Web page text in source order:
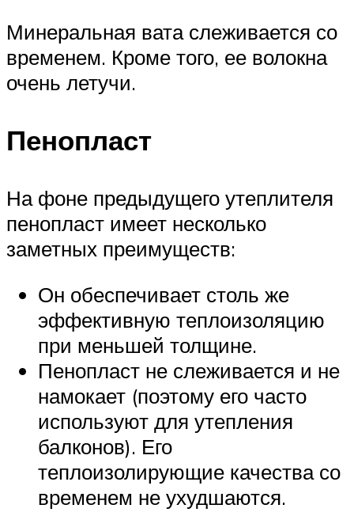
Минеральная вата слеживается со
временем. Кроме того, ее волокна
очень летучи.
Пенопласт
На фоне предыдущего утеплителя
пенопласт имеет несколько
заметных преимуществ:
Он обеспечивает столь же
эффективную теплоизоляцию
при меньшей толщине.
Пенопласт не слеживается и не
намокает (поэтому его часто
используют для утепления
балконов). Его
теплоизолирующие качества со
временем не ухудшаются.